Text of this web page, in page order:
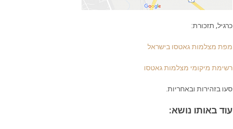
כרגיל, תזכורת:
מפת מצלמות גאטסו בישראל
רשימת מיקומי מצלמות גאטסו
סעו בזהירות ובאחריות.
עוד באותו נושא: